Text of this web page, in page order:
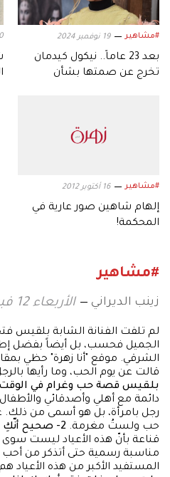
#مشاهير 19 نوفمبر 2024
بعد 23 عاماً.. نيكول كيدمان
تخرج عن صمتها بشأن
30
#مشاهير 16 أكتوبر 2012
إلهام شاهين صور عارية في
المحكمة!
#مشاهير
زينب الديراني الأربعاء 12 فبراير 2014 12:42
لم تلفت الفنانة الشابة بلقيس
الجميل فحسب، بل أيضاً بفضل
الشرقي. موقع "أنا زهرة" حظي
قالت عن يوم الحب، وما رأيها
بلقيس قصة حب وغرام في الوقت
دائمة مع أهلي وأصدقائي
رجل بامرأة، بل هو أسمى من ذلك.
حب ولستُ مغرمة. 2- صحيح أنّكِ لا تؤمنين بالفالنتاين؟
قناعة بأنّ هذه الأعياد ليست سوى
مناسبة رسمية حتى أتذكر من أحب
المستفيد الأكبر من هذه الأعياد